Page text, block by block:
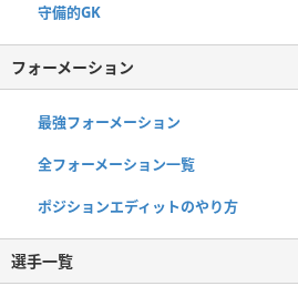
守備的GK
フォーメーション
最強フォーメーション
全フォーメーション一覧
ポジションエディットのやり方
選手一覧